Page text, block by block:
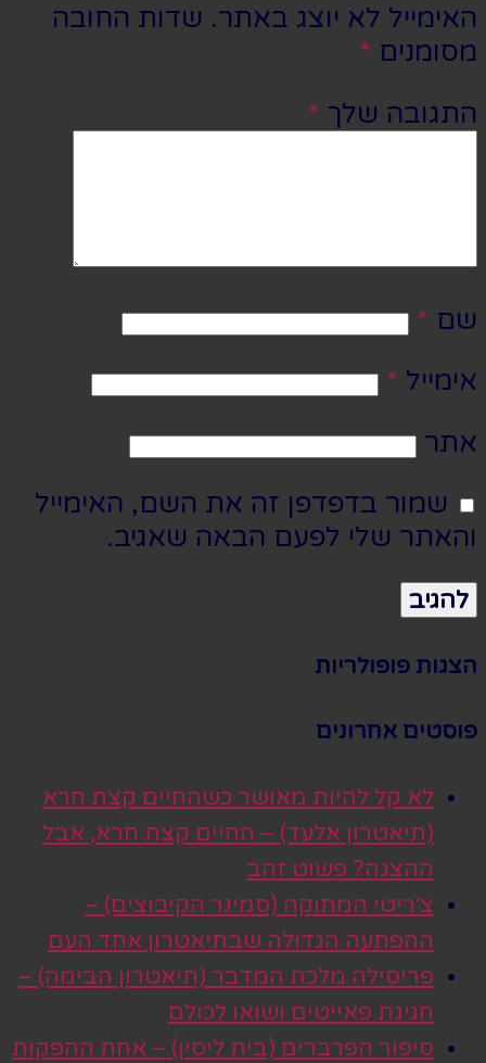
האימייל לא יוצג באתר. שדות החובה
מסומנים *
התגובה שלך *
שם *
אימייל *
אתר
שמור בדפדפן זה את השם, האימייל
והאתר שלי לפעם הבאה שאגיב.
הצגות פופולריות
פוסטים אחרונים
לא קל להיות מאושר כשהחיים קצת חרא
(תיאטרון אלעד) – החיים קצת חרא, אבל
ההצגה? פשוט זהב
צ׳ריטי המתוקה (סמינר הקיבוצים) –
ההפתעה הגדולה שבתיאטרון אחד העם
פריסילה מלכת המדבר (תיאטרון הבימה) –
חגיגת פאייטים ושואו לכולם
סיפור הפרברים (בית ליסין) – אחת ההפקות